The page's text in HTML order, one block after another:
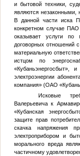
и бытовой техники,
являются незаконными,
В данной части иска
конкретном случае ПАО
оказывает услуги по
договорных отношений
материальную
истцом по
«Кубаньэнергосбыт»,
электроэнергии
компания» (ОАО
Исковые
Валерьевича к
«Кубанская
защите прав
скачка напряжения
электроприбором и
морального вреда
частичному